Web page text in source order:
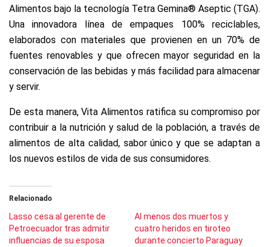
Alimentos bajo la tecnología Tetra Gemina® Aseptic (TGA).
Una innovadora línea de empaques 100% reciclables,
elaborados con materiales que provienen en un 70% de
fuentes renovables y que ofrecen mayor seguridad en la
conservación de las bebidas y más facilidad para almacenar
y servir.
De esta manera, Vita Alimentos ratifica su compromiso por
contribuir a la nutrición y salud de la población, a través de
alimentos de alta calidad, sabor único y que se adaptan a
los nuevos estilos de vida de sus consumidores.
Relacionado
Lasso cesa al gerente de
Petroecuador tras admitir
influencias de su esposa
Al menos dos muertos y
cuatro heridos en tiroteo
durante concierto Paraguay